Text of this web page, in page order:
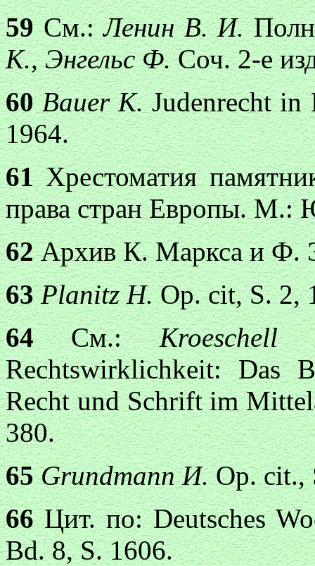
59См.:Ленин В. И.
К., Энгельс Ф.Соч. 2-е
60 Bauer К.Judenrecht
1964.
61Хрестоматия
права стран Европы. М.:
62Архив К. Маркса и Ф.
63 Planitz H.Op. cit, S. 2,
64См.:
Rechtswirklichkeit: Das
Recht und Schrift im
380.
65 Grundmann И.Op. cit.,
66Цит. по: Deutsches
Bd. 8, S. 1606.